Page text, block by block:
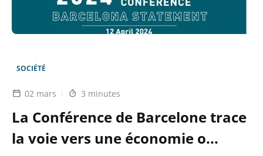
SOCIÉTÉ
02 mars 3 minutes
La Conférence de Barcelone trace
la voie vers une économie o...
face
climatiques